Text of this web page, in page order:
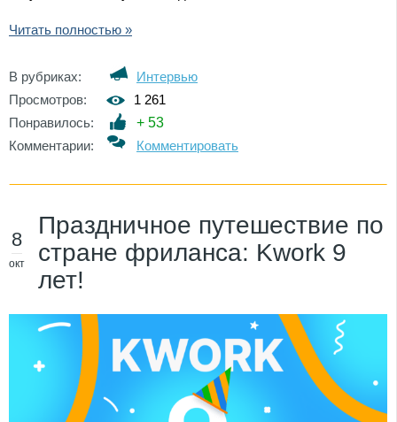
Читать полностью »
В рубриках:
Интервью
Просмотров:
1 261
Понравилось:
+ 53
Комментарии:
Комментировать
8
окт
Праздничное путешествие по
стране фриланса: Kwork 9
лет!